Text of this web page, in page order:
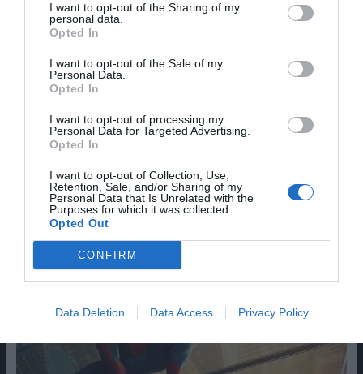
I want to opt-out of the Sharing of my
personal data.
Opted In
I want to opt-out of the Sale of my
Personal Data.
Opted In
I want to opt-out of processing my
Personal Data for Targeted Advertising.
Opted In
I want to opt-out of Collection, Use,
Retention, Sale, and/or Sharing of my
Personal Data that Is Unrelated with the
Purposes for which it was collected.
Opted Out
CONFIRM
Data Deletion Data Access Privacy Policy
Guardar o meu nome, email e site neste navegador
para a próxima vez que eu comentar.
Sim, adicione-me à mailing list da Newsletter MHD